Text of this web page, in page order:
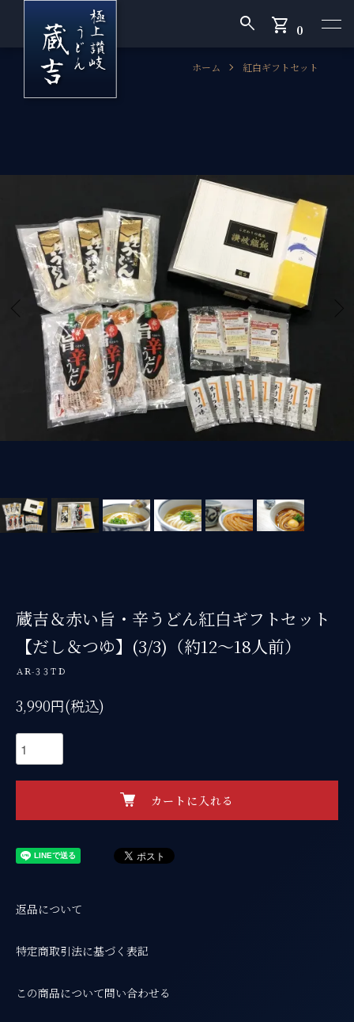
search shopping_cart 0
ホーム 紅白ギフトセット
蔵吉＆赤い旨・辛うどん紅白ギフトセット
【だし＆つゆ】(3/3)（約12～18人前）
ＡＲ-３３ＴＤ
3,990円(税込)
カートに入れる
返品について
特定商取引法に基づく表記
この商品について問い合わせる